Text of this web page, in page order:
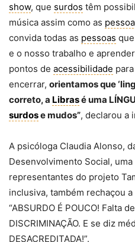
show, que surdos têm
música assim como as
convida todas as pessoas
e o nosso trabalho e
pontos de acessibilidade para
encerrar, orientamos que
correto, a Librasé uma
surdose mudos”, declarou a
A psicóloga Claudia Alonso,
Desenvolvimento Social,
representantes do projeto
inclusiva, também rechaçou
“ABSURDO É POUCO! Falta
DISCRIMINAÇÃO. E se diz
DESACREDITADA!”.